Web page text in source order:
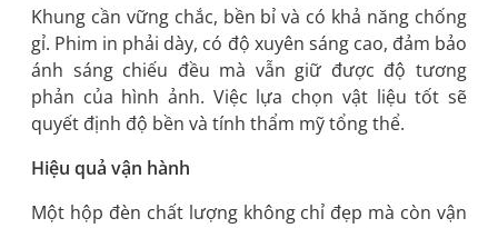
Khung cần vững chắc, bền bỉ và có khả năng chống
gỉ. Phim in phải dày, có độ xuyên sáng cao, đảm bảo
ánh sáng chiếu đều mà vẫn giữ được độ tương
phản của hình ảnh. Việc lựa chọn vật liệu tốt sẽ
quyết định độ bền và tính thẩm mỹ tổng thể.
Hiệu quả vận hành
Một hộp đèn chất lượng không chỉ đẹp mà còn vận